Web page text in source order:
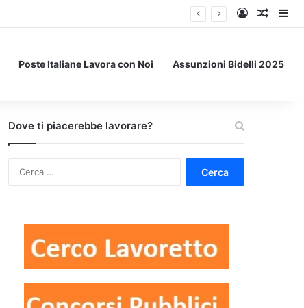
Accedi
Un
Poste Italiane Lavora con Noi Assunzioni Bidelli 2025
Dove ti piacerebbe lavorare?